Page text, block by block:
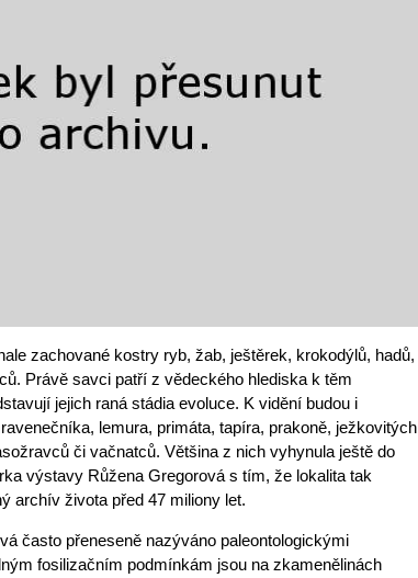
zachované kostry ryb, žab, ještěrek, krokodýlů, hadů,
Právě savci patří z vědeckého hlediska k těm
jejich raná stádia evoluce. K vidění budou i
lemura, primáta, tapíra, prakoně, ježkovitých
či vačnatců. Většina z nich vyhynula ještě do
výstavy Růžena Gregorová s tím, že lokalita tak
archív života před 47 miliony let.
často přeneseně nazýváno paleontologickými
fosilizačním podmínkám jsou na zkamenělinách